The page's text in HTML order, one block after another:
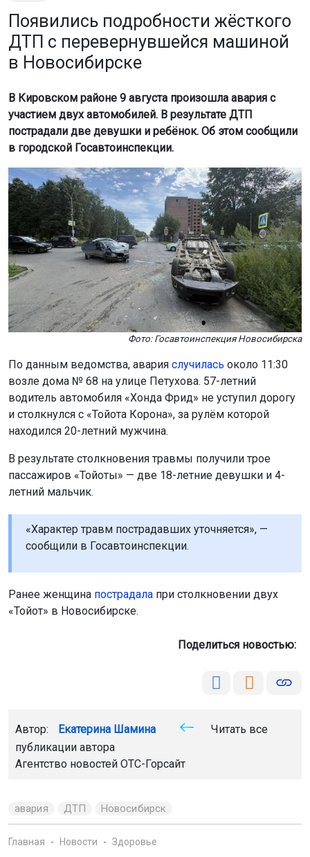
Появились подробности жёсткого
ДТП с перевернувшейся машиной
в Новосибирске
В Кировском районе 9 августа произошла авария с
участием двух автомобилей. В результате ДТП
пострадали две девушки и ребёнок. Об этом сообщили
в городской Госавтоинспекции.
Фото: Госавтоинспекция Новосибирска
По данным ведомства, авария случилась около 11:30
возле дома № 68 на улице Петухова. 57-летний
водитель автомобиля «Хонда Фрид» не уступил дорогу
и столкнулся с «Тойота Корона», за рулём которой
находился 20-летний мужчина.
В результате столкновения травмы получили трое
пассажиров «Тойоты» — две 18-летние девушки и 4-
летний мальчик.
«Характер травм пострадавших уточняется», —
сообщили в Госавтоинспекции.
Ранее женщина пострадала при столкновении двух
«Тойот» в Новосибирске.
Поделиться новостью:
Автор: Екатерина Шамина
Читать все
публикации автора
Агентство новостей ОТС-Горсайт
авария ДТП Новосибирск
Главная Новости Здоровье